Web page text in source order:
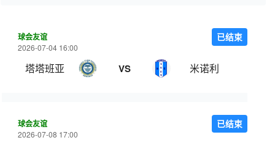
球会友谊
2026-07-04 16:00
塔塔班亚 VS 米诺利
已结束
球会友谊
2026-07-08 17:00
已结束